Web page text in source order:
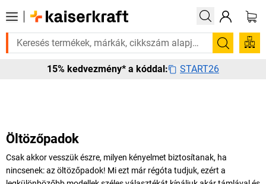
rá? Válogatott bestseller termékeinket 3–4 munkanapon belül
Keresés
15% kedvezmény* a kóddal: START26
Öltözőpadok
Csak akkor vesszük észre, milyen kényelmet biztosítanak, ha
nincsenek: az öltözőpadok! Mi ezt már régóta tudjuk, ezért a